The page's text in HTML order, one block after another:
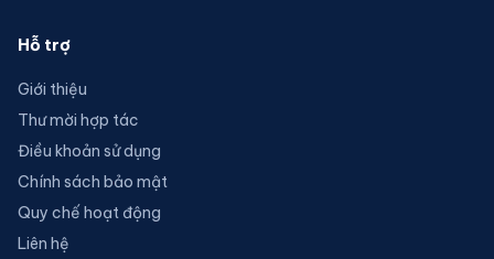
Hỗ trợ
Giới thiệu
Thư mời hợp tác
Điều khoản sử dụng
Chính sách bảo mật
Quy chế hoạt động
Liên hệ